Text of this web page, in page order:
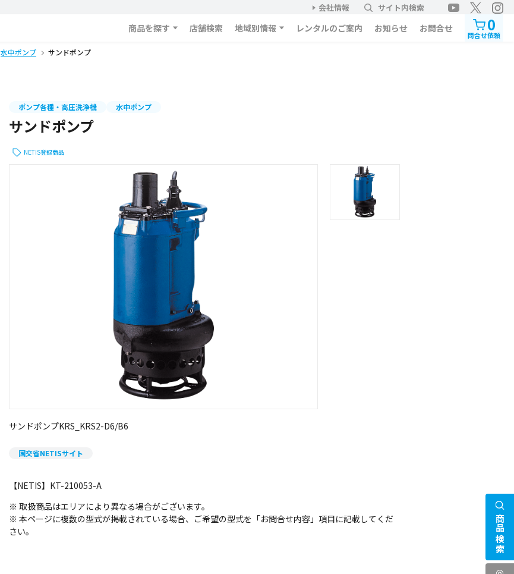
会社情報 サイト内検索
商品を探す 店舗検索 地域別情報 レンタルのご案内 お知らせ お問合せ 0
問合せ依頼
水中ポンプ サンドポンプ
ポンプ各種・高圧洗浄機 水中ポンプ
サンドポンプ
NETIS登録商品
サンドポンプKRS_KRS2-D6/B6
国交省NETISサイト
【NETIS】KT-210053-A
※ 取扱商品はエリアにより異なる場合がございます。
※ 本ページに複数の型式が掲載されている場合、ご希望の型式を「お問合せ内容」項目に記載してくだ
さい。
商品検索